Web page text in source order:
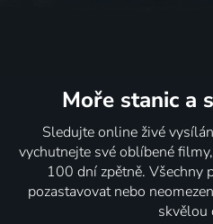
Moře stanic a
Sledujte online živé
vychutnejte své oblíbené
100 dní zpětně. Všechny
pozastavovat nebo
skvělou